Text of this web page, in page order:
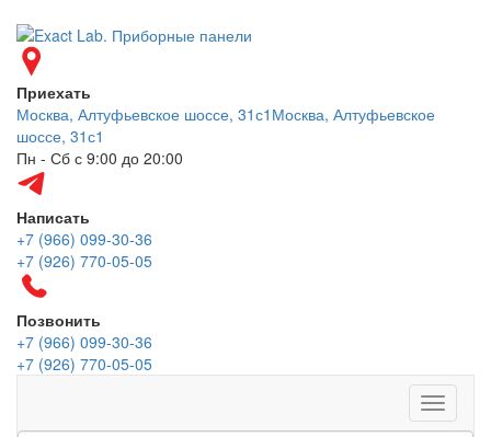
Приехать
Москва, Алтуфьевское шоссе, 31с1 Москва, Алтуфьевское
шоссе, 31с1
Пн - Сб с 9:00 до 20:00
Написать
+7 (966) 099-30-36
+7 (926) 770-05-05
Позвонить
+7 (966) 099-30-36
+7 (926) 770-05-05
Меню